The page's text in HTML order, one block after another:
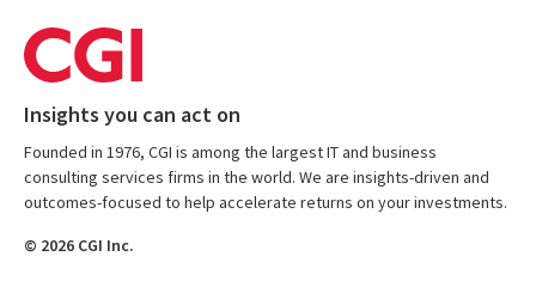
Insights you can act on
Founded in 1976, CGI is among the largest IT and business
consulting services firms in the world. We are insights-driven and
outcomes-focused to help accelerate returns on your investments.
© 2026 CGI Inc.